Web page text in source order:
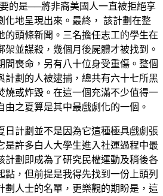
的是──將非裔美國人一直被拒絕享
化地呈現出來。最終， 該計劃在整
的頭條新聞。三名擔任志工的學生在
架並謀殺，幾個月後屍體才被找到。
間喪命，另有八十位身受重傷。整個
計劃的人被逮捕，總共有六十七所黑
燒或炸毀。在這一個充滿不少值得一
由之夏算是其中最戲劇化的一個。
計劃並不是因為它這種極具戲劇張
是許多白人大學生進入社運過程中最
計劃即成為了研究民權運動及稍後各
點，但前提是我得先找到一份上頭列
劃人士的名單，更樂觀的期盼是，這